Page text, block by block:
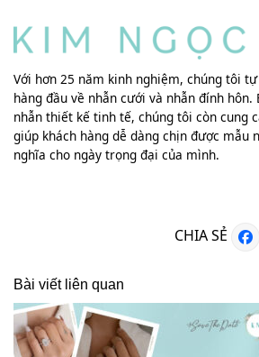
Với hơn 25 năm kinh nghiệm, chúng tôi
hàng đầu về nhẫn cưới và nhẫn đính hôn.
nhẫn thiết kế tinh tế, chúng tôi còn cung
giúp khách hàng dễ dàng chịn được mẫu
nghĩa cho ngày trọng đại của mình.
CHIA SẺ
Bài viết liên quan